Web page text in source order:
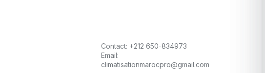
Contact: +212 650-834973
Email:
climatisationmarocpro@gmail.com